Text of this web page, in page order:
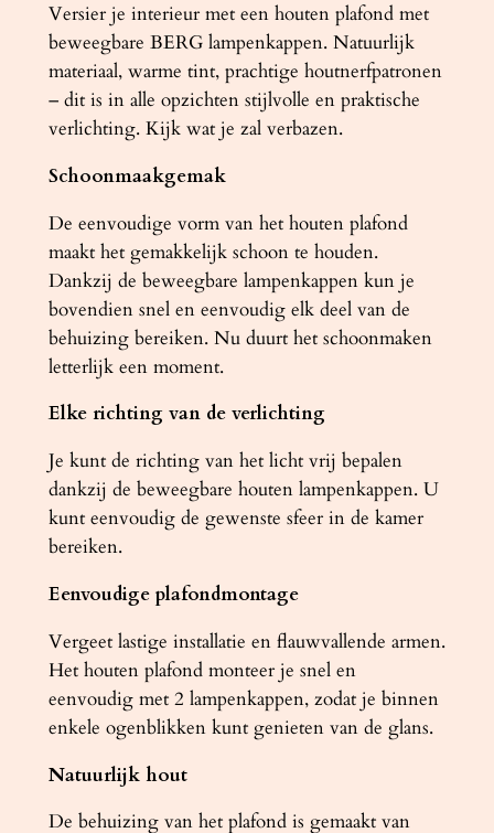
R
G
2
n
a
u
r
e
l
h
o
u
a
n
t
a
l
Versier je interieur met een houten plafond met
beweegbare BERG lampenkappen. Natuurlijk
materiaal, warme tint, prachtige houtnerfpatronen
– dit is in alle opzichten stijlvolle en praktische
verlichting. Kijk wat je zal verbazen.
Schoonmaakgemak
De eenvoudige vorm van het houten plafond
maakt het gemakkelijk schoon te houden.
Dankzij de beweegbare lampenkappen kun je
bovendien snel en eenvoudig elk deel van de
behuizing bereiken. Nu duurt het schoonmaken
letterlijk een moment.
Elke richting van de verlichting
Je kunt de richting van het licht vrij bepalen
dankzij de beweegbare houten lampenkappen. U
kunt eenvoudig de gewenste sfeer in de kamer
bereiken.
Eenvoudige plafondmontage
Vergeet lastige installatie en flauwvallende armen.
Het houten plafond monteer je snel en
eenvoudig met 2 lampenkappen, zodat je binnen
enkele ogenblikken kunt genieten van de glans.
Natuurlijk hout
De behuizing van het plafond is gemaakt van